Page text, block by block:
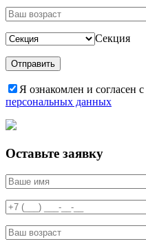
Секция
Я ознакомлен и согласен с
персональных данных
Оставьте заявку